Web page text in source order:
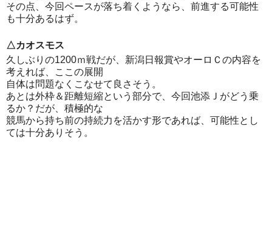
その点、今回ペースが落ち着くようなら、前進する可能性
も十分あるはず。
△カオスモス
久しぶりの1200ｍ戦だが、新潟日報賞やオーロＣの内容を
考えれば、ここの展開
自体は問題なくこなせて良さそう。
あとは外枠＆距離短縮という部分で、今回池添Ｊがどう乗
るか？だが、積極的な
競馬から持ち前の持続力を活かす形であれば、可能性とし
ては十分ありそう。